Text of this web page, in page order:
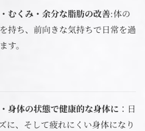
むくみ・余分な脂肪の改善:体の
持ち、前向きな気持ちで日常を過
す。
身体の状態で健康的な身体に ：日
に、そして疲れにくい身体になり